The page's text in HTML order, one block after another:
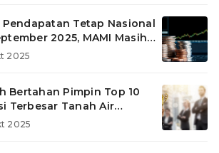
Pendapatan Tetap Nasional
2025, MAMI Masih
2025
Bertahan Pimpin Top 10
Terbesar Tanah Air
2025